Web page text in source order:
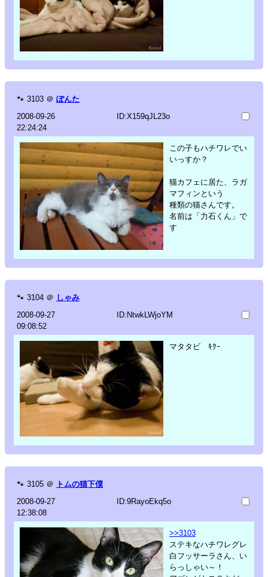
🐾 3103 ＠ ぽんた
2008-09-26
22:24:24
ID:X159qJL23o
この子もハチワレでい
いっすか？
猫カフェに居た、ラガ
マフィンという
種類の猫さんです。
名前は「力石くん」で
す
🐾 3104 ＠ しゃみ
2008-09-27
09:08:52
ID:NtwkLWjoYM
マタタビ ｷｸｰ
🐾 3105 ＠ トムの猫下僕
2008-09-27
12:38:08
ID:9RayoEkq5o
>>3103
ステキなハチワレグレ
白フッサーラさん、い
らっしゃい～！